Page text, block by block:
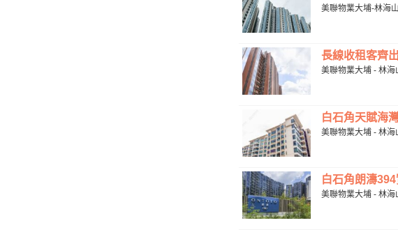
美聯物業大埔-林海
長線收租客齊
美聯物業大埔 - 林
白石角天賦海
美聯物業大埔 - 林
白石角朗濤
美聯物業大埔 - 林